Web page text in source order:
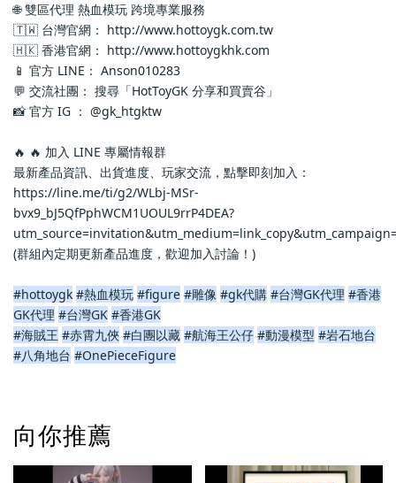
🌐 雙區代理 熱血模玩 跨境專業服務
🇹🇼 台灣官網： http://www.hottoygk.com.tw
🇭🇰 香港官網： http://www.hottoygkhk.com
📱 官方 LINE： Anson010283
💬 交流社團： 搜尋「HotToyGK 分享和買賣谷」
📸 官方 IG ： @gk_htgktw
🔥 🔥 加入 LINE 專屬情報群
最新產品資訊、出貨進度、玩家交流，點擊即刻加入：
https://line.me/ti/g2/WLbj-MSr-
bvx9_bJ5QfPphWCM1UOUL9rrP4DEA?
(群組內定期更新產品進度，歡迎加入討論！)
#hottoygk #熱血模玩 #figure #雕像 #gk代購 #台灣GK代理 #香港
GK代理 #台灣GK #香港GK
#海賊王 #赤霄九俠 #白團以藏 #航海王公仔 #動漫模型 #岩石地台
#八角地台 #OnePieceFigure
向你推薦